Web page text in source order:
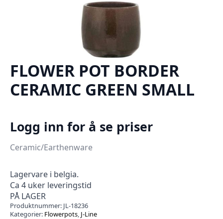
FLOWER POT BORDER
CERAMIC GREEN SMALL
Logg inn for å se priser
Ceramic/Earthenware
Lagervare i belgia.
Ca 4 uker leveringstid
PÅ LAGER
Produktnummer: JL-18236
Kategorier: Flowerpots, J-Line